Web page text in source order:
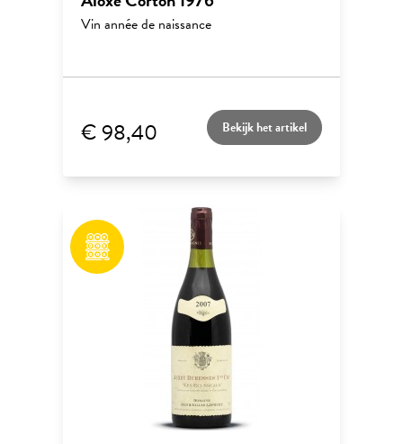
Vin année de naissance
€ 98,40 Bekijk het artikel